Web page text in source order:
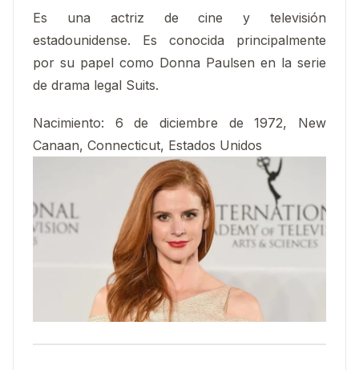
Es una actriz de cine y televisión
estadounidense. Es conocida principalmente
por su papel como Donna Paulsen en la serie
de drama legal Suits.
Nacimiento:
6 de diciembre de 1972, New
Canaan, Connecticut, Estados Unidos